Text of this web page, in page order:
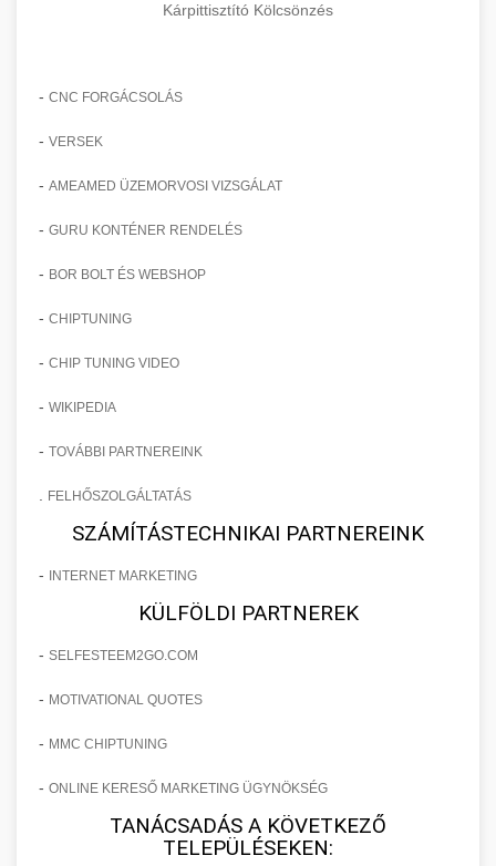
Kárpittisztító Kölcsönzés
- CNC FORGÁCSOLÁS
- VERSEK
- AMEAMED ÜZEMORVOSI VIZSGÁLAT
- GURU KONTÉNER RENDELÉS
- BOR BOLT ÉS WEBSHOP
- CHIPTUNING
- CHIP TUNING VIDEO
- WIKIPEDIA
- TOVÁBBI PARTNEREINK
FELHŐSZOLGÁLTATÁS
SZÁMÍTÁSTECHNIKAI PARTNEREINK
- INTERNET MARKETING
KÜLFÖLDI PARTNEREK
- SELFESTEEM2GO.COM
- MOTIVATIONAL QUOTES
- MMC CHIPTUNING
- ONLINE KERESŐ MARKETING ÜGYNÖKSÉG
TANÁCSADÁS A KÖVETKEZŐ
TELEPÜLÉSEKEN: